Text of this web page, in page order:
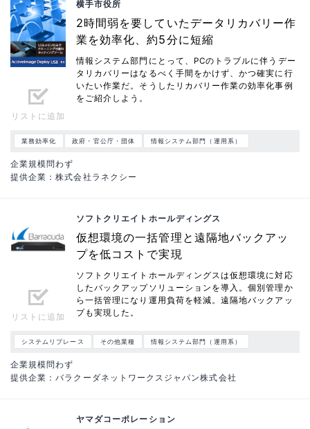
リストに追加
横手市役所
2時間弱を要していたデータリカバリー作
業を効率化、約5分に短縮
情報システム部門にとって、PCのトラブルに伴うデー
タリカバリーはなるべく手間をかけず、かつ確実に行
いたい作業だ。そうしたリカバリー作業の効率化事例
をご紹介しよう。
業務効率化 政府・官公庁・団体 情報システム部門（運用系）
企業規模問わず
提供企業：株式会社ラネクシー
リストに追加
ソフトクリエイトホールディングス
仮想環境の一括管理と遠隔地バックアッ
プを低コストで実現
ソフトクリエイトホールディングスは仮想環境に対応
したバックアップソリューションを導入。個別管理か
ら一括管理になり運用負荷を軽減。遠隔地バックアッ
プも実現した。
システムリプレース その他業種 情報システム部門（運用系）
企業規模問わず
提供企業：バラクーダネットワークスジャパン株式会社
ヤマダコーポレーション